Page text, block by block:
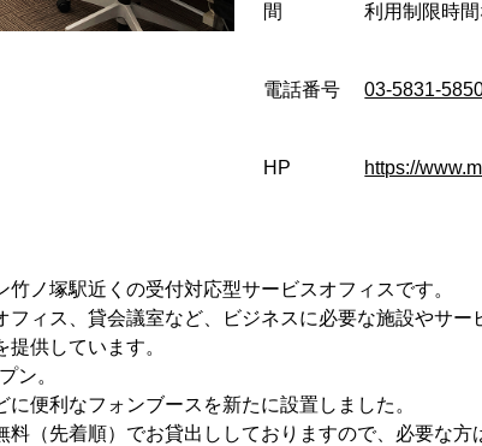
間
利用制限時間
電話番号 03-5831-
HP https://
ノ塚駅近くの受付対応型サービスオフィスです。
ィス、貸会議室など、ビジネスに必要な施設やサ
供しています。
ン。
便利なフォンブースを新たに設置しました。
（先着順）でお貸出ししておりますので、必要な方